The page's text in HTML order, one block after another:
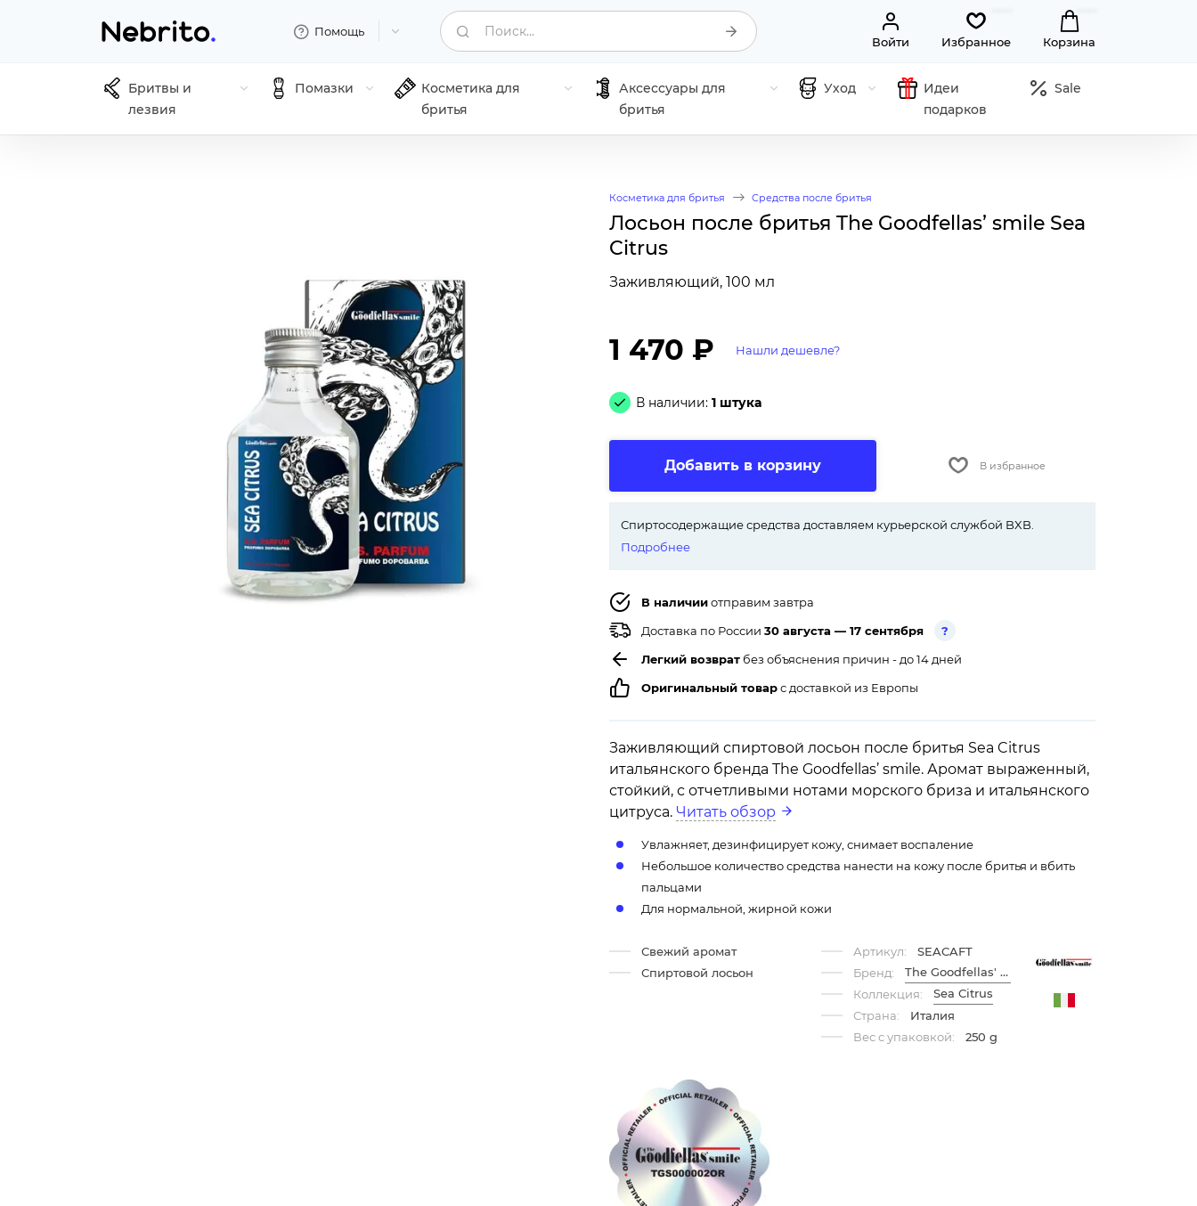
Помощь Поиск...
Войти Избранное Корзина
Бритвы и
лезвия
Помазки
Косметика для
бритья
Аксессуары для
бритья
Уход
Идеи
подарков
Sale
Косметика для бритья Средства после бритья
Лосьон после бритья The Goodfellas’ smile Sea
Citrus
Заживляющий, 100 мл
1 470 ₽ Нашли дешевле?
В наличии: 1 штука
Добавить в корзину В избранное
Спиртосодержащие средства доставляем курьерской службой BXB.
Подробнее
В наличииотправим завтра
Доставка по России 30 августа — 17 сентября
?
Легкий возврат без объяснения причин - до 14 дней
Оригинальный товарс доставкой из Европы
Заживляющий спиртовой лосьон после бритья Sea Citrus
итальянского бренда The Goodfellas’ smile. Аромат выраженный,
стойкий, с отчетливыми нотами морского бриза и итальянского
цитруса. Читать обзор
Увлажняет, дезинфицирует кожу, снимает воспаление
Небольшое количество средства нанести на кожу после бритья и вбить
пальцами
Для нормальной, жирной кожи
Свежий аромат
Спиртовой лосьон
Артикул:
SEACAFT
Бренд:
The Goodfellas' Smile
Коллекция:
Sea Citrus
Страна:
Италия
Вес с упаковкой:
250 g